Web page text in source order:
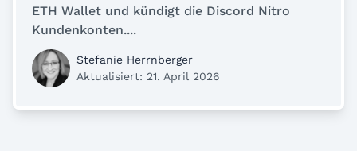
ETH Wallet und kündigt die Discord Nitro
Kundenkonten....
Stefanie Herrnberger
Aktualisiert: 21. April 2026